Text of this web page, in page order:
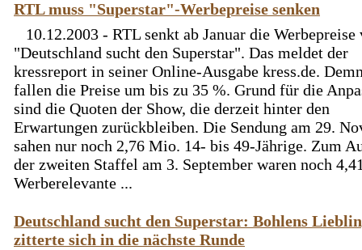
RTL muss "Superstar"-Werbepreise senken
10.12.2003 - RTL senkt ab Januar die Werbepreise
"Deutschland sucht den Superstar". Das meldet der
kressreport in seiner Online-Ausgabe kress.de.
fallen die Preise um bis zu 35 %. Grund für die
sind die Quoten der Show, die derzeit hinter den
Erwartungen zurückbleiben. Die Sendung am 29.
sahen nur noch 2,76 Mio. 14- bis 49-Jährige. Zum
der zweiten Staffel am 3. September waren noch
Werberelevante ...
Deutschland sucht den Superstar: Bohlens
zitterte sich in die nächste Runde